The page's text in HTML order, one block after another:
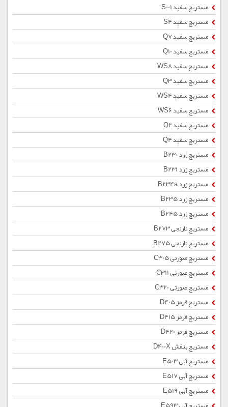
مستربچ سفید S001
مستربچ سفید S4
مستربچ سفید Q7
مستربچ سفید Q10
مستربچ سفید WS8
مستربچ سفید Q3
مستربچ سفید WS4
مستربچ سفید WS6
مستربچ سفید Q2
مستربچ سفید Q4
مستربچ زرد B230
مستربچ زرد B231
مستربچ زرد B234a
مستربچ زرد B235
مستربچ زرد B245
مستربچ نارنجی B273
مستربچ نارنجی B275
مستربچ صورتی C305
مستربچ صورتی C311
مستربچ صورتی C320
مستربچ قرمز D405
مستربچ قرمز D415
مستربچ قرمز D420
مستربچ بنفش D400X
مستربچ آبی E503
مستربچ آبی E517
مستربچ آبی E519